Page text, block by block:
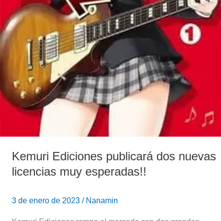
Kemuri Ediciones publicará dos nuevas
licencias muy esperadas!!
3 de enero de 2023 / Nanamin